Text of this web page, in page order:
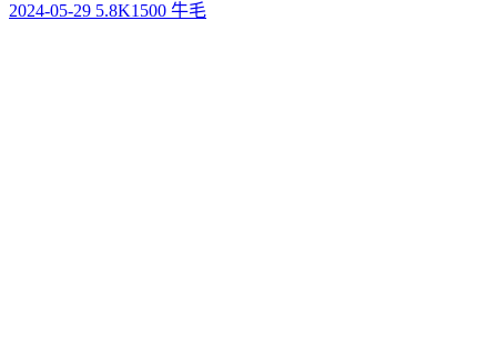
2024-05-29 5.8K1500 牛毛